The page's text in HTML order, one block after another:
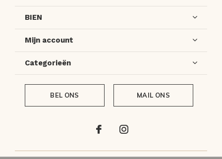
BIEN
Mijn account
Categorieën
BEL ONS MAIL ONS